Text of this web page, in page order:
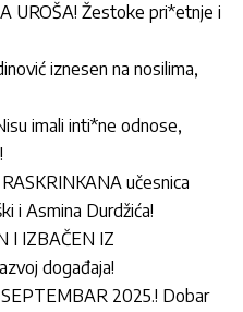
UROŠA! Žestoke pri*etnje i
iznesen na nosilima,
imali inti*ne odnose,
učesnica
i Asmina Durdžića!
I IZBAČEN IZ
događaja!
2025.! Dobar